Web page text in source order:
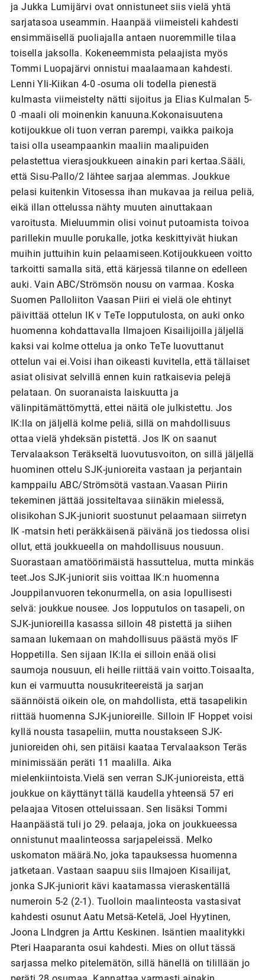
ja Jukka Lumijärvi ovat onnistuneet siis vielä yhtä
sarjatasoa useammin. Haanpää viimeisteli kahdesti
ensimmäisellä puoliajalla antaen nuoremmille tilaa
toisella jaksolla. Kokeneemmista pelaajista myös
Tommi Luopajärvi onnistui maalaamaan kahdesti.
Lenni Yli-Kiikan 4-0 -osuma oli todella pienestä
kulmasta viimeistelty nätti sijoitus ja Elias Kulmalan 5-
0 -maali oli moinenkin kanuuna.Kokonaisuutena
kotijoukkue oli tuon verran parempi, vaikka paikoja
taisi olla useampaankin maaliin maalipuiden
pelastettua vierasjoukkueen ainakin pari kertaa.Sääli,
että Sisu-Pallo/2 lähtee sarjaa alemmas. Joukkue
pelasi kuitenkin Vitosessa ihan mukavaa ja reilua peliä,
eikä illan ottelussa nähty muuten ainuttakaan
varoitusta. Mieluummin olisi voinut putoamista toivoa
parillekin muulle porukalle, jotka keskittyivät hiukan
muihin juttuihin kuin pelaamiseen.Kotijoukkueen voitto
tarkoitti samalla sitä, että kärjessä tilanne on edelleen
auki. Vain ABC/Strömsön nousu on varmaa. Koska
Suomen Palloliiton Vaasan Piiri ei vielä ole ehtinyt
päivittää ottelun IK v TeTe lopputulosta, on auki onko
huomenna kohdattavalla Ilmajoen Kisailijoilla jäljellä
kaksi vai kolme ottelua ja onko TeTe luovuttanut
ottelun vai ei.Voisi ihan oikeasti kuvitella, että tällaiset
asiat olisivat selvillä ennen kuin ratkaisevia pelejä
pelataan. On suoranaista laiskuutta ja
välinpitämättömyttä, ettei näitä ole julkistettu. Jos
IK:lla on jäljellä kolme peliä, sillä on mahdollisuus
ottaa vielä yhdeksän pistettä. Jos IK on saanut
Tervalaakson Teräkseltä luovutusvoiton, on sillä jäljellä
huominen ottelu SJK-junioreita vastaan ja perjantain
kamppailu ABC/Strömsötä vastaan.Vaasan Piirin
tekeminen jättää jossiteltavaa siinäkin mielessä,
olisikohan SJK-juniorit suostunut pelaamaan siirretyn
IK -matsin heti peräkkäisenä päivänä jos tiedossa olisi
ollut, että joukkueella on mahdollisuus nousuun.
Suorastaan amatöörimäistä hassuttelua, mutta minkäs
teet.Jos SJK-juniorit siis voittaa IK:n huomenna
Jouppilanvuoren tekonurmella, on asia lopullisesti
selvä: joukkue nousee. Jos lopputulos on tasapeli, on
SJK-junioreilla kasassa silloin 48 pistettä ja siihen
samaan lukemaan on mahdollisuus päästä myös IF
Hoppetilla. Sen sijaan IK:lla ei silloin enää olisi
saumoja nousuun, eli heille riittää vain voitto.Toisaalta,
kun ei varmuutta nousukriteereistä ja sarjan
säännöistä oikein ole, on mahdollista, että tasapelikin
riittää huomenna SJK-junioreille. Silloin IF Hoppet voisi
kyllä nousta tasapeliin, mutta noustakseen SJK-
junioreiden ohi, sen pitäisi kaataa Tervalaakson Teräs
minimissään peräti 11 maalilla. Aika
mielenkiintoista.Vielä sen verran SJK-junioreista, että
joukkue on käyttänyt tällä kaudella yhteensä 57 eri
pelaajaa Vitosen otteluissaan. Sen lisäksi Tommi
Haanpäästä tuli jo 29. pelaaja, joka on joukkueessa
onnistunut maalinteossa sarjapeleissä. Melko
uskomaton määrä.No, joka tapauksessa huomenna
jatketaan. Vastaan saapuu siis Ilmajoen Kisailijat,
jonka SJK-juniorit kävi kaatamassa vieraskentällä
numeroin 5-2 (2-1). Tuolloin maalinteosta vastasivat
kahdesti osunut Aatu Metsä-Ketelä, Joel Hyytinen,
Joona LIndgren ja Arttu Keskinen. Isäntien maalitykki
Pteri Haaparanta osui kahdesti. Mies on ollut tässä
sarjassa melko pitelemätön, sillä hänellä on tilillään jo